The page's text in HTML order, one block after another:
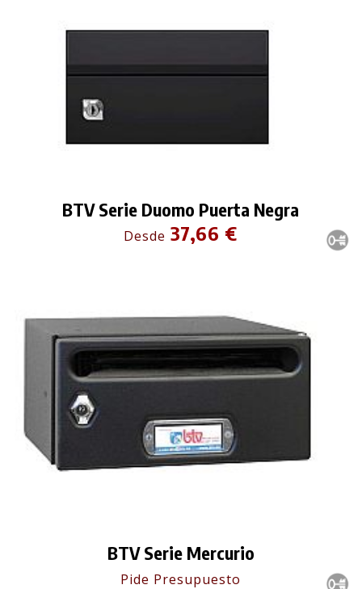
BTV Serie Duomo Puerta Negra
Desde 37,66 €
BTV Serie Mercurio
Pide Presupuesto